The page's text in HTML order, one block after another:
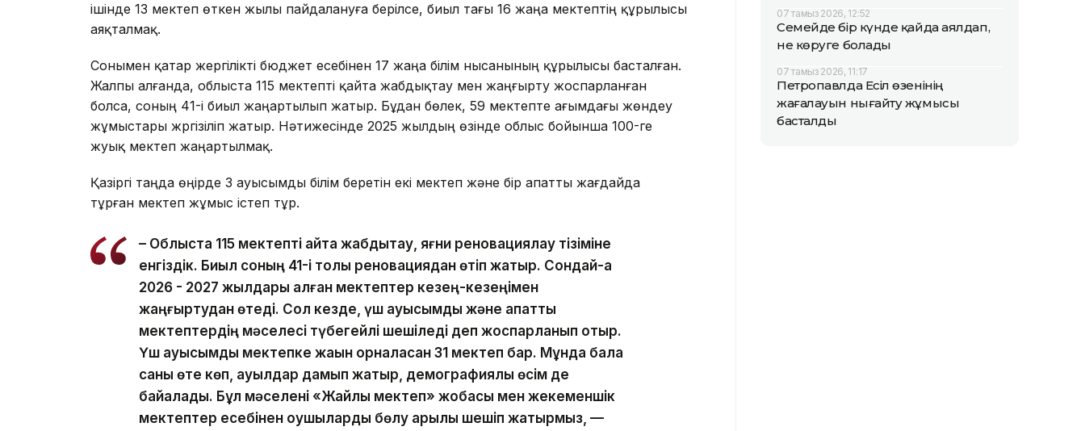
ішінде 13 мектеп өткен жылы пайдалануға берілсе, биыл тағы 16 жаңа мектептің құрылысы
аяқталмақ.
Сонымен қатар жергілікті бюджет есебінен 17 жаңа білім нысанының құрылысы басталған.
Жалпы алғанда, облыста 115 мектепті қайта жабдықтау мен жаңғырту жоспарланған
болса, соның 41-і биыл жаңартылып жатыр. Бұдан бөлек, 59 мектепте ағымдағы жөндеу
жұмыстары жүргізіліп жатыр. Нәтижесінде 2025 жылдың өзінде облыс бойынша 100-ге
жуық мектеп жаңартылмақ.
Қазіргі таңда өңірде 3 ауысымды білім беретін екі мектеп және бір апатты жағдайда
тұрған мектеп жұмыс істеп тұр.
– Облыста 115 мектепті қайта жабдықтау, яғни реновациялау тізіміне
енгіздік. Биыл соның 41-і толық реновациядан өтіп жатыр. Сондай-ақ
2026 - 2027 жылдары қалған мектептер кезең-кезеңімен
жаңғыртудан өтеді. Сол кезде, үш ауысымды және апатты
мектептердің мәселесі түбегейлі шешіледі деп жоспарланып отыр.
Үш ауысымды мектепке жақын орналасқан 31 мектеп бар. Мұнда бала
саны өте көп, ауылдар дамып жатыр, демографиялық өсім де
байқалады. Бұл мәселені «Жайлы мектеп» жобасы мен жекеменшік
мектептер есебінен оқушыларды бөлу арқылы шешіп жатырмыз, —
07 тамыз 2026, 12:52
Семейде бір күнде қайда аялдап,
не көруге болады
07 тамыз 2026, 11:17
Петропавлда Есіл өзенінің
жағалауын нығайту жұмысы
басталды